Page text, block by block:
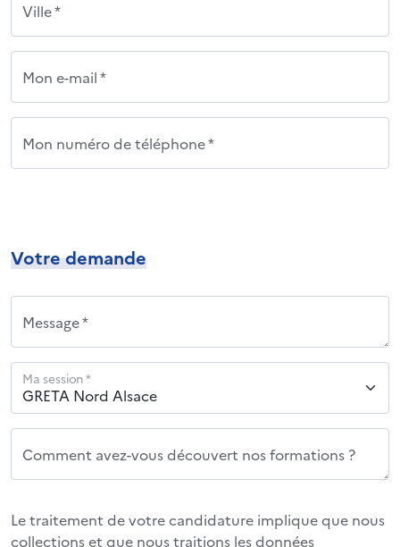
Ville *
Mon e-mail *
Mon numéro de téléphone *
Votre demande
Message *
Ma session *
Comment avez-vous découvert nos formations ?
Le traitement de votre candidature implique que nous
collections et que nous traitions les données